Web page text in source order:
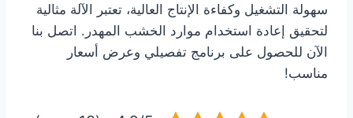
سهولة التشغيل وكفاءة الإنتاج العالية، تعتبر الآلة مثالية
لتحقيق إعادة استخدام موارد الخشب المهدر. اتصل بنا
الآن للحصول على برنامج تفصيلي وعرض أسعار
مناسب!